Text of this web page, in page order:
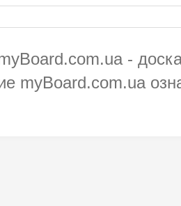
-
myBoard.com.ua